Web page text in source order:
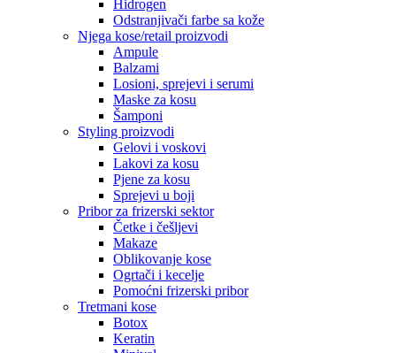
Hidrogen
Odstranjivači farbe sa kože
Njega kose/retail proizvodi
Ampule
Balzami
Losioni, sprejevi i serumi
Maske za kosu
Šamponi
Styling proizvodi
Gelovi i voskovi
Lakovi za kosu
Pjene za kosu
Sprejevi u boji
Pribor za frizerski sektor
Četke i češljevi
Makaze
Oblikovanje kose
Ogrtači i kecelje
Pomoćni frizerski pribor
Tretmani kose
Botox
Keratin